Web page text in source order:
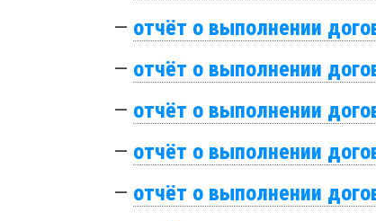
— отчёт о выполнении
— отчёт о выполнении
— отчёт о выполнении
— отчёт о выполнении
— отчёт о выполнении